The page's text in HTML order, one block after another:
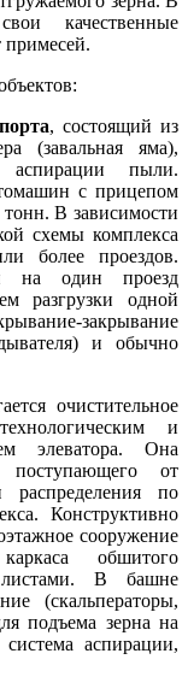
качественные
примесей.
, состоящий из
(завальная яма),
пыли.
с прицепом
В зависимости
схемы комплекса
более проездов.
на один проезд
разгрузки одной
закрывание
и обычно
очистительное
и
элеватора. Она
поступающего от
по
Конструктивно
сооружение
обшитого
листами. В башне
(скальператоры,
подъема зерна на
аспирации,